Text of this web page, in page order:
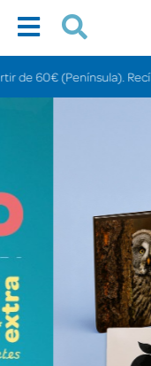
Recíbelo en 24/48